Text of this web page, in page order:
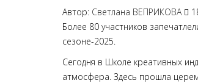
Автор: Светлана ВЕПРИКОВА
Более 80 участников
сезоне-2025.
Сегодня в Школе креативных
атмосфера. Здесь прошла